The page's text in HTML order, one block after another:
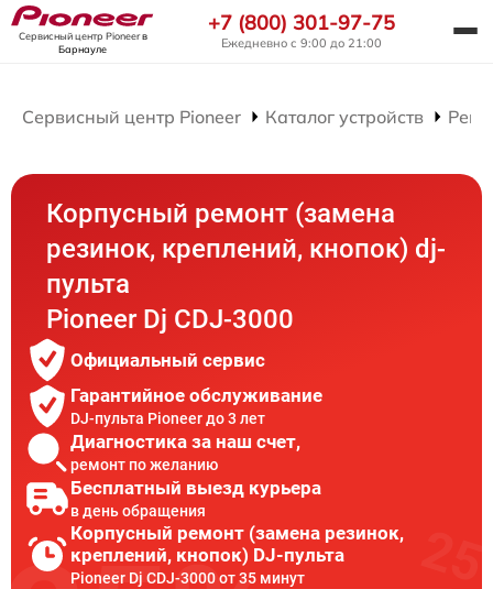
Сервисный центр Pioneerв
Барнауле
+7 (800) 301-97-75
Ежедневно с 9:00 до 21:00
Сервисный центр Pioneer Каталог устройств
Корпусный ремонт (замена
резинок, креплений, кнопок) dj-
пульта
Pioneer Dj CDJ-3000
Официальный сервис
Гарантийное обслуживание
DJ-пульта Pioneer до 3 лет
Диагностика за наш счет,
ремонт по желанию
Бесплатный выезд курьера
в день обращения
Корпусный ремонт (замена резинок,
креплений, кнопок) DJ-пульта
Pioneer Dj CDJ-3000 от 35 минут